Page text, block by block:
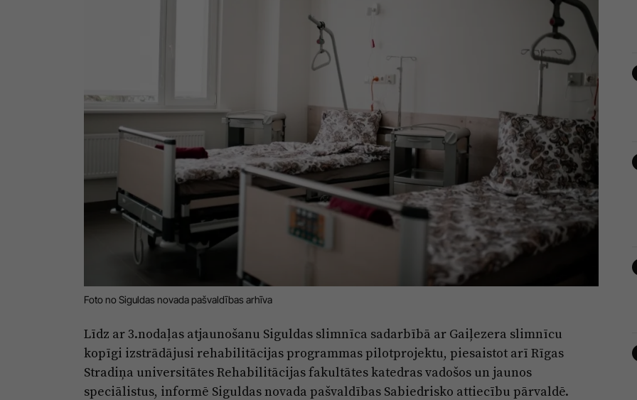
Foto no Siguldas novada pašvaldības arhīva
Līdz ar 3.nodaļas atjaunošanu Siguldas slimnīca sadarbībā ar Gaiļezera slimnīcu
kopīgi izstrādājusi rehabilitācijas programmas pilotprojektu, piesaistot arī Rīgas
Stradiņa universitātes Rehabilitācijas fakultātes katedras vadošos un jaunos
speciālistus, informē Siguldas novada pašvaldības Sabiedrisko attiecību pārvaldē.